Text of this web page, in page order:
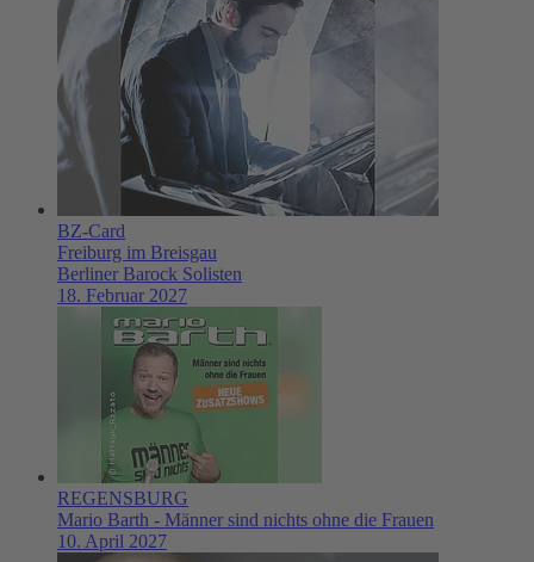
BZ-Card
Freiburg im Breisgau
Berliner Barock Solisten
18. Februar 2027
REGENSBURG
Mario Barth - Männer sind nichts ohne die Frauen
10. April 2027